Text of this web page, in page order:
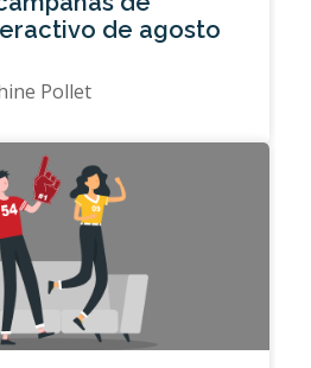
de agosto
Pollet